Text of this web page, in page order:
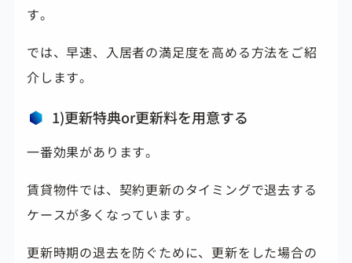
す。
では、早速、入居者の満足度を高める方法をご紹
介します。
1)更新特典or更新料を用意する
一番効果があります。
賃貸物件では、契約更新のタイミングで退去する
ケースが多くなっています。
更新時期の退去を防ぐために、更新をした場合の